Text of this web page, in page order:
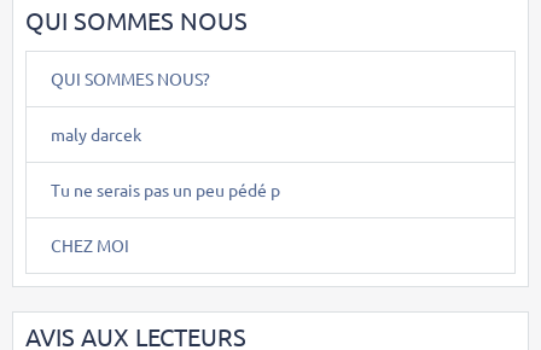
QUI SOMMES NOUS
QUI SOMMES NOUS?
maly darcek
Tu ne serais pas un peu pédé p
CHEZ MOI
AVIS AUX LECTEURS